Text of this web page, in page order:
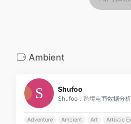
Ambient
Shufoo
Shufoo：跨境电商数据分
Adventure Ambient Art Artistic